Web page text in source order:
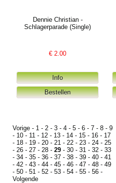
Dennie Christian -
Schlagerparade (Single)
€ 2.00
Vorige - 1 - 2 - 3 - 4 - 5 - 6 - 7 - 8 - 9
- 10 - 11 - 12 - 13 - 14 - 15 - 16 - 17
- 18 - 19 - 20 - 21 - 22 - 23 - 24 - 25
- 26 - 27 - 28 - 29 - 30 - 31 - 32 - 33
- 34 - 35 - 36 - 37 - 38 - 39 - 40 - 41
- 42 - 43 - 44 - 45 - 46 - 47 - 48 - 49
- 50 - 51 - 52 - 53 - 54 - 55 - 56 -
Volgende